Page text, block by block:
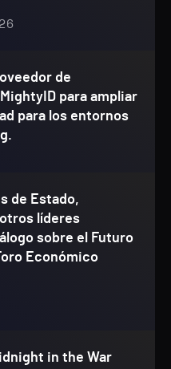
de
para ampliar
para los entornos
de Estado,
líderes
sobre el Futuro
Económico
in the War